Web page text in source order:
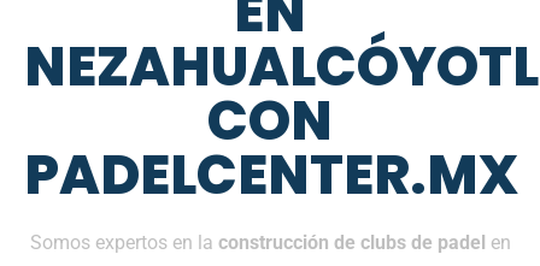
NEZAHUALCÓYOTL
CON
PADELCENTER.MX
Somos expertos en la construcción de clubs de padel en